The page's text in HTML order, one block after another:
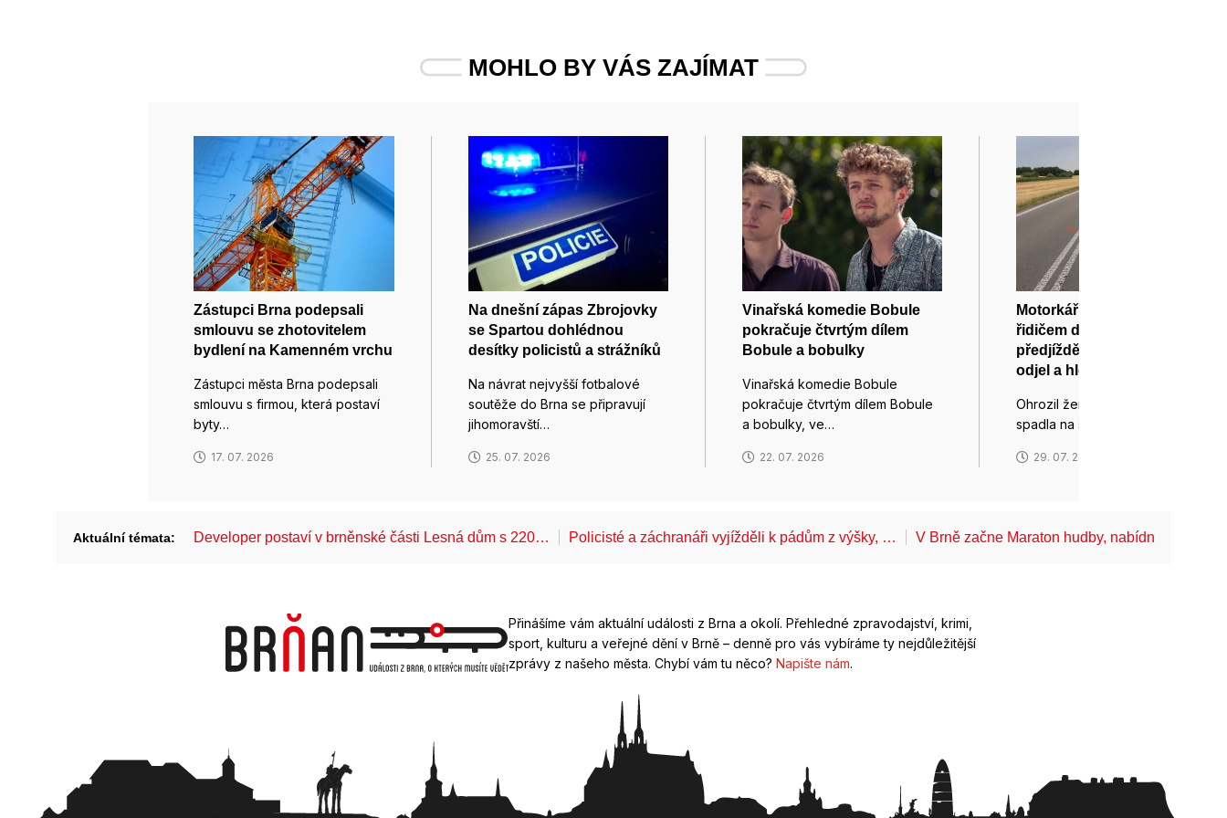
MOHLO BY VÁS ZAJÍMAT
Zástupci Brna podepsali
smlouvu se zhotovitelem
bydlení na Kamenném vrchu
Zástupci města Brna podepsali
smlouvu s firmou, která postaví
byty…
17. 07. 2026
Na dnešní zápas Zbrojovky
se Spartou dohlédnou
desítky policistů a strážníků
Na návrat nejvyšší fotbalové
soutěže do Brna se připravují
jihomoravští…
25. 07. 2026
Vinařská komedie Bobule
pokračuje čtvrtým dílem
Bobule a bobulky
Vinařská komedie Bobule
pokračuje čtvrtým dílem Bobule
a bobulky, ve…
22. 07. 2026
Motorkářka po kolizi s
řidičem dodávky při
předjíždění spadla. Šofér
odjel a hledá ho policie
Ohrozil ženu na motorce tak, že
spadla na silnici a…
29. 07. 2026
Aktuální témata: Developer postaví v brněnské části Lesná dům s 220… Policisté a záchranáři vyjížděli k pádům z výšky, … V Brně začne Maraton hudby, nabídne
Přinášíme vám aktuální události z Brna a okolí. Přehledné zpravodajství, krimi,
sport, kulturu a veřejné dění v Brně – denně pro vás vybíráme ty nejdůležitější
zprávy z našeho města. Chybí vám tu něco? Napište nám.